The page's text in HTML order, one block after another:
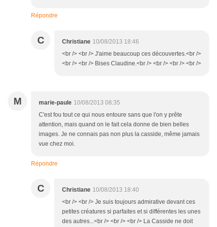
Répondre
C Christiane 10/08/2013 18:46
<br /> <br /> J'aime beaucoup ces découvertes.<br />
<br /> <br /> Bises Claudine.<br /> <br /> <br /> <br />
M marie-paule 10/08/2013 08:35
C'est fou tout ce qui nous entoure sans que l'on y prête
attention, mais quand on le fait cela donne de bien belles
images. Je ne connais pas non plus la casside, même jamais
vue chez moi.
Répondre
C Christiane 10/08/2013 18:40
<br /> <br /> Je suis toujours admirative devant ces
petites créatures si parfaites et si différentes les unes
des autres...<br /> <br /> <br /> La Casside ne doit